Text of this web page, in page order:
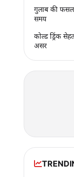
गुलाब की फसल
समय
कोल्ड ड्रिंक
असर